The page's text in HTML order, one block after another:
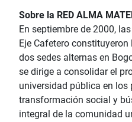
Sobre la RED ALMA
En septiembre de 2000,
Eje Cafetero
dos sedes alternas en
se dirige a consolidar el
universidad pública en los
transformación social y
integral de la comunidad